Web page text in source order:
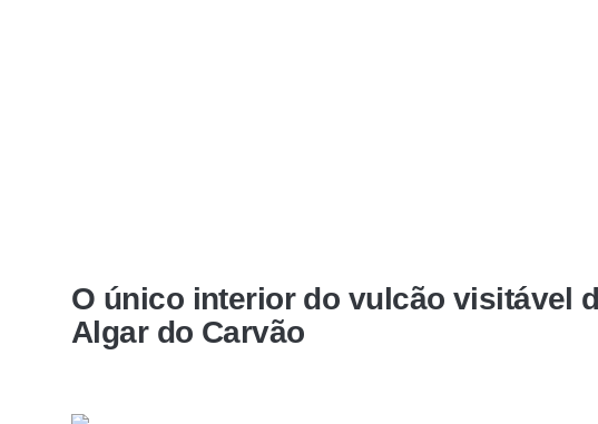
O único interior do vulcão visitável
Algar do Carvão